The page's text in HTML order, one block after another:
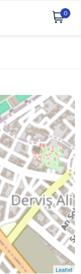
0
Leaflet